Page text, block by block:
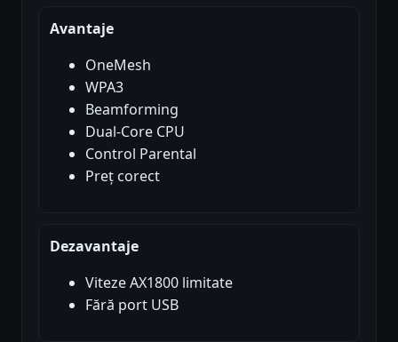
Avantaje
OneMesh
WPA3
Beamforming
Dual-Core CPU
Control Parental
Preț corect
Dezavantaje
Viteze AX1800 limitate
Fără port USB